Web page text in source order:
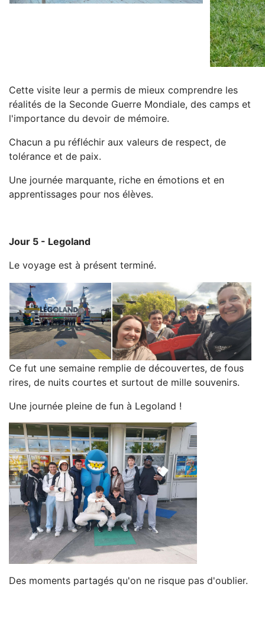
Cette visite leur a permis de mieux comprendre les
réalités de la Seconde Guerre Mondiale, des camps et
l'importance du devoir de mémoire.
Chacun a pu réfléchir aux valeurs de respect, de
tolérance et de paix.
Une journée marquante, riche en émotions et en
apprentissages pour nos élèves.
Jour 5 - Legoland
Le voyage est à présent terminé.
Ce fut une semaine remplie de découvertes, de fous
rires, de nuits courtes et surtout de mille souvenirs.
Une journée pleine de fun à Legoland !
Des moments partagés qu'on ne risque pas d'oublier.